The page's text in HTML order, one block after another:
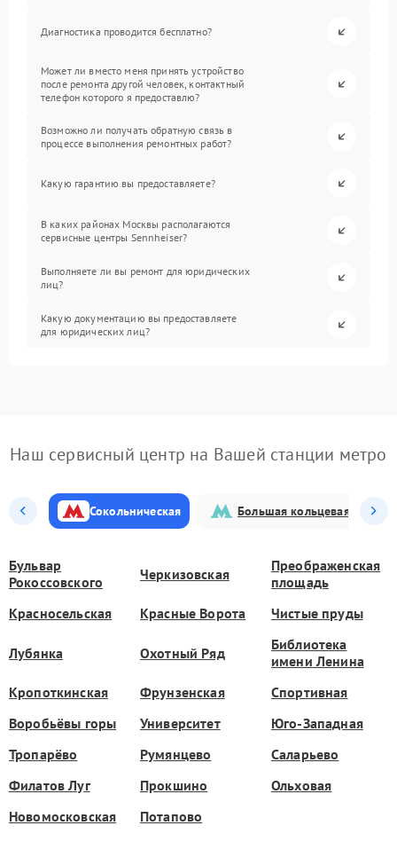
Диагностика проводится бесплатно?
Может ли вместо меня принять устройство
после ремонта другой человек, контактный
телефон которого я предоставлю?
Возможно ли получать обратную связь в
процессе выполнения ремонтных работ?
Какую гарантию вы предоставляете?
В каких районах Москвы располагаются
сервисные центры Sennheiser?
Выполняете ли вы ремонт для юридических
лиц?
Какую документацию вы предоставляете
для юридических лиц?
Наш сервисный центр на Вашей станции метро
Сокольническая Большая кольцевая
Бульвар
Рокоссовского
Черкизовская
Преображенская
площадь
Красносельская
Красные Ворота Чистые пруды
Лубянка Охотный Ряд
Библиотека
имени Ленина
Кропоткинская
Фрунзенская
Спортивная
Воробьёвы горы
Университет
Юго-Западная
Тропарёво
Румянцево
Саларьево
Филатов Луг
Прокшино
Ольховая
Новомосковская
Потапово